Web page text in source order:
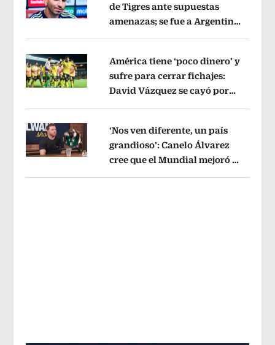
Opens in new window
de Tigres ante supuestas
amenazas; se fue a Argentina
Opens in new window
América tiene ‘poco dinero’ y
sufre para cerrar fichajes:
David Vázquez se cayó por
Opens in new window
‘Nos ven diferente, un país
grandioso’: Canelo Álvarez
cree que el Mundial mejoró la